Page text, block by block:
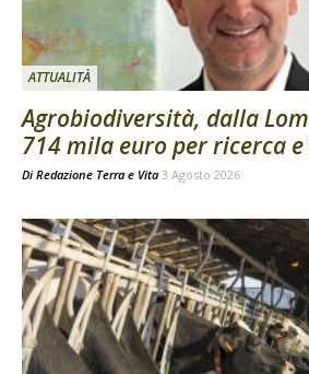
ATTUALITÀ
Agrobiodiversità, dalla
714 mila euro per ricerca
Di Redazione Terra e Vita 3 Agosto 2026